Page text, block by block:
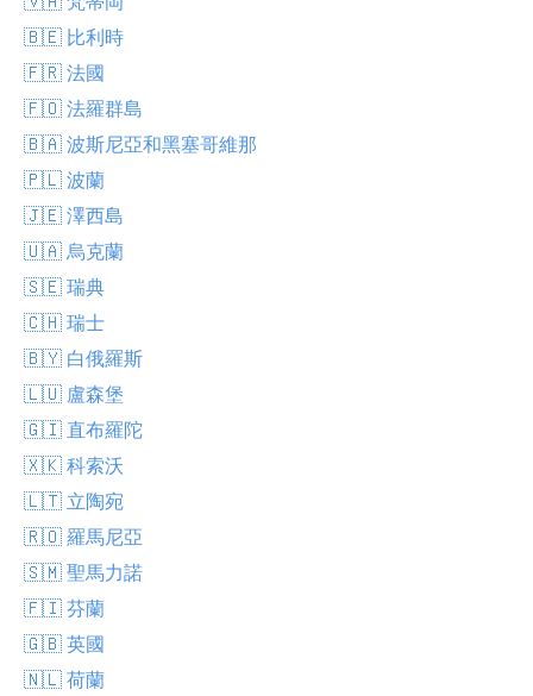
🇧🇪 比利時
🇫🇷 法國
🇫🇴 法羅群島
🇧🇦 波斯尼亞和黑塞哥維那
🇵🇱 波蘭
🇯🇪 澤西島
🇺🇦 烏克蘭
🇸🇪 瑞典
🇨🇭 瑞士
🇧🇾 白俄羅斯
🇱🇺 盧森堡
🇬🇮 直布羅陀
🇽🇰 科索沃
🇱🇹 立陶宛
🇷🇴 羅馬尼亞
🇸🇲 聖馬力諾
🇫🇮 芬蘭
🇬🇧 英國
🇳🇱 荷蘭